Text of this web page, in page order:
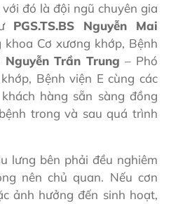
đó là đội ngũ chuyên gia
PGS.TS.BS Nguyễn Mai
khoa Cơ xương khớp, Bệnh
Nguyễn Trần Trung – Phó
Bệnh viện E cùng các
hàng sẵn sàng đồng
trong và sau quá trình
lưng bên phải đều nghiêm
nên chủ quan. Nếu cơn
ảnh hưởng đến sinh hoạt,